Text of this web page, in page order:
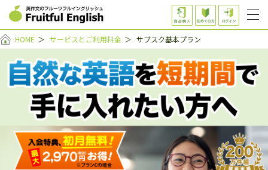
HOME ＞ サービスとご利用料金 ＞ サブスク基本プラン